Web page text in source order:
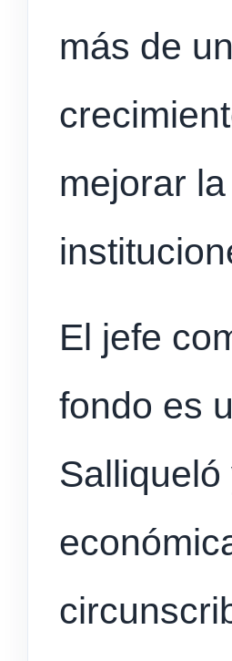
más de
mejorar
El jefe
fondo es